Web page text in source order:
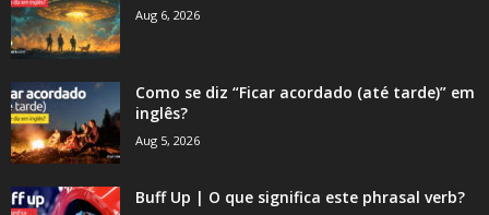
Aug 6, 2026
Como se diz “Ficar acordado (até tarde)” em
inglês?
Aug 5, 2026
Buff Up | O que significa este phrasal verb?